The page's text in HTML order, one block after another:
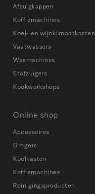
Afzuigkappen
Koffiemachines
Koel- en wijnklimaatkasten
Vaatwassers
Wasmachines
Stofzuigers
Kookworkshops
Online shop
Accessoires
Drogers
Koelkasten
Koffiemachines
Reinigingsproducten